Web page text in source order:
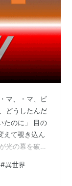
マ、・マ、ビ
どうしたんだ
たのに」 目の
えて覗き込ん
光の幕を破っ
。いや、お
はまだ寝て
#異世界